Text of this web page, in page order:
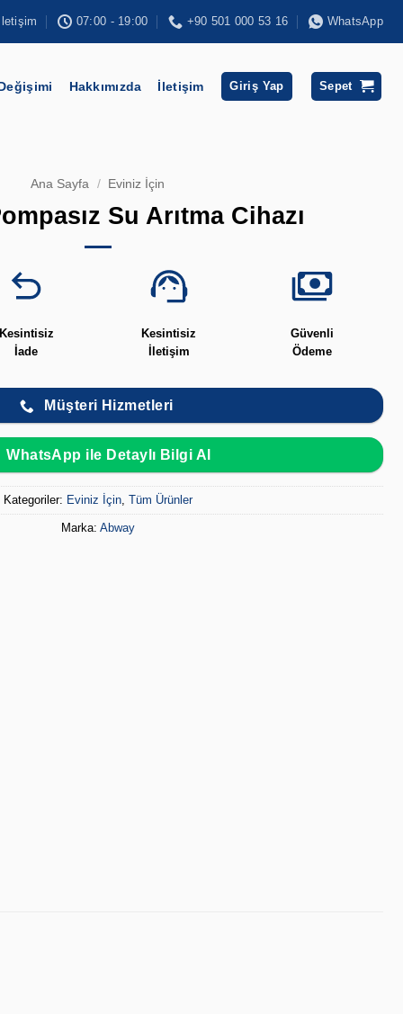
İletişim 07:00 - 19:00 +90 501 000 53 16 WhatsApp
Hakkımızda İletişim Giriş Yap Sepet
Ana Sayfa / Eviniz İçin
Su Arıtma Cihazı
Kesintisiz
İade
Kesintisiz
İletişim
Güvenli
Ödeme
Müşteri Hizmetleri
WhatsApp ile Detaylı Bilgi Al
Kategoriler: Eviniz İçin, Tüm Ürünler
Marka: Abway